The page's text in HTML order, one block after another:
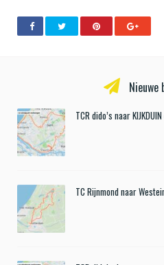
Nieuwe
TCR dido’s naar
TC Rijnmond naar